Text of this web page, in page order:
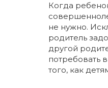
Когда
не нужно.
родитель
другой
потребовать
того, как